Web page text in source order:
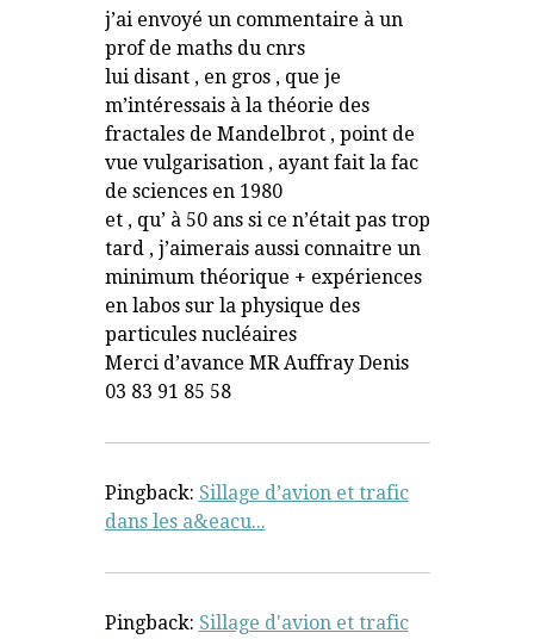
j’ai envoyé un commentaire à un
prof de maths du cnrs
lui disant , en gros , que je
m’intéressais à la théorie des
fractales de Mandelbrot , point de
vue vulgarisation , ayant fait la fac
de sciences en 1980
et , qu’ à 50 ans si ce n’était pas trop
tard , j’aimerais aussi connaitre un
minimum théorique + expériences
en labos sur la physique des
particules nucléaires
Merci d’avance MR Auffray Denis
03 83 91 85 58
Pingback: Sillage d’avion et trafic
dans les a&eacu...
Pingback: Sillage d'avion et trafic